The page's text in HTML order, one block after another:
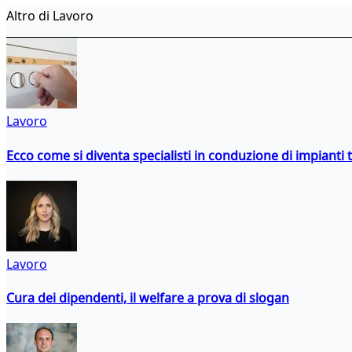
Altro di Lavoro
Lavoro
Ecco come si diventa specialisti in conduzione di impianti
Lavoro
Cura dei dipendenti, il welfare a prova di slogan